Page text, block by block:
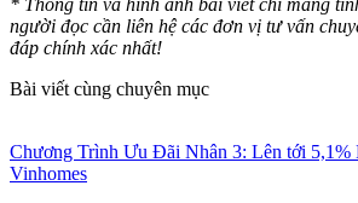
* Thông tin và hình ảnh bài viết chỉ mang
người đọc cần liên hệ các đơn vị tư vấn
đáp chính xác nhất!
Bài viết cùng chuyên mục
Chương Trình Ưu Đãi Nhân 3: Lên tới 5,1%
Vinhomes